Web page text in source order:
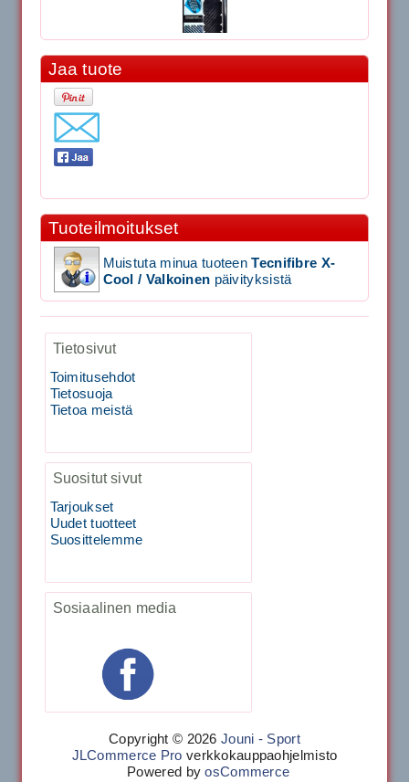
Signum S-7000 Jännityskone (Pöytämalli)
1,650.00€
SIGNUM S-7000 &...
Signum S-7000 Jännityskone (Jalustamalli)
40883 Harjasosa hiekkanurmiharjaan
Vaihto harjasosa hie...
Kirschbaum Flash Shark 200m
Käsiystäv&...
Jaa tuote
Tuoteilmoitukset
Muistuta minua tuoteenTecnifibre X-
Cool / Valkoinen päivityksistä
Tietosivut
Toimitusehdot
Tietosuoja
Tietoa meistä
Suositut sivut
Tarjoukset
Uudet tuotteet
Suosittelemme
Sosiaalinen media
Copyright © 2026Jouni - Sport
JLCommerce Pro verkkokauppaohjelmisto
Powered byosCommerce